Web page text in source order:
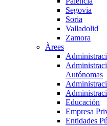
Segovia
Soria
Valladolid
Zamora
Àrees
Autónomas
Educación
Empresa
Entidades